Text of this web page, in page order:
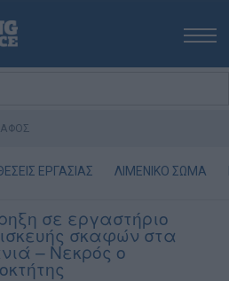
ΕΡΓΑΣΙΑΣ ΛΙΜΕΝΙΚΟ ΣΩΜΑ
σε εργαστήριο
σκαφών στα
– Νεκρός ο